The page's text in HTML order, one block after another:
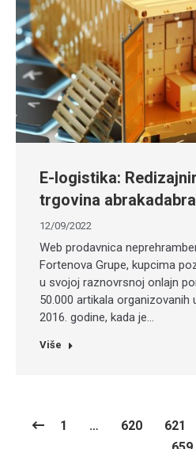
E-logistika:
trgovina
12/09/2022
Web prodavnica
Fortenova Grupe, kupcima
u svojoj raznovrsnoj onlajn
50.000 artikala
2016. godine, kada je…
Više
1 … 620 621